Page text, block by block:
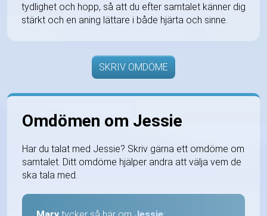
tydlighet och hopp, så att du efter samtalet känner dig
stärkt och en aning lättare i både hjärta och sinne.
SKRIV OMDÖME
Omdömen om Jessie
Har du talat med Jessie? Skriv gärna ett omdöme om
samtalet. Ditt omdöme hjälper andra att välja vem de
ska tala med.